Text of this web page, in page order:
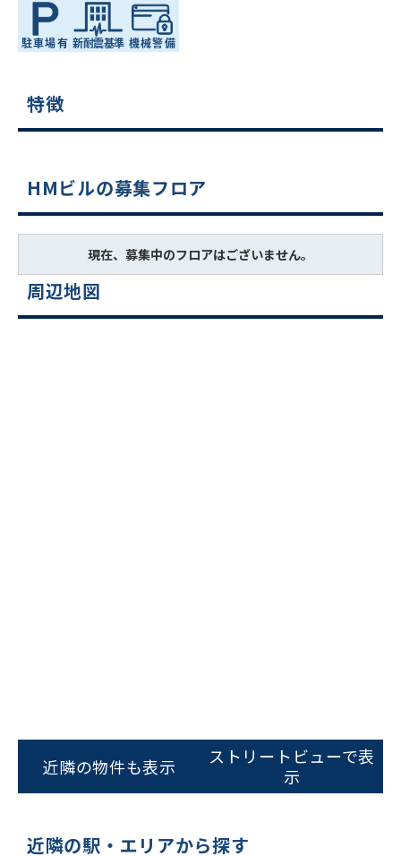
特徴
HMビルの募集フロア
現在、募集中のフロアはございません。
をお伝えいただくと
周辺地図
近隣の物件も表示
ストリートビューで表
示
近隣の駅・エリアから探す